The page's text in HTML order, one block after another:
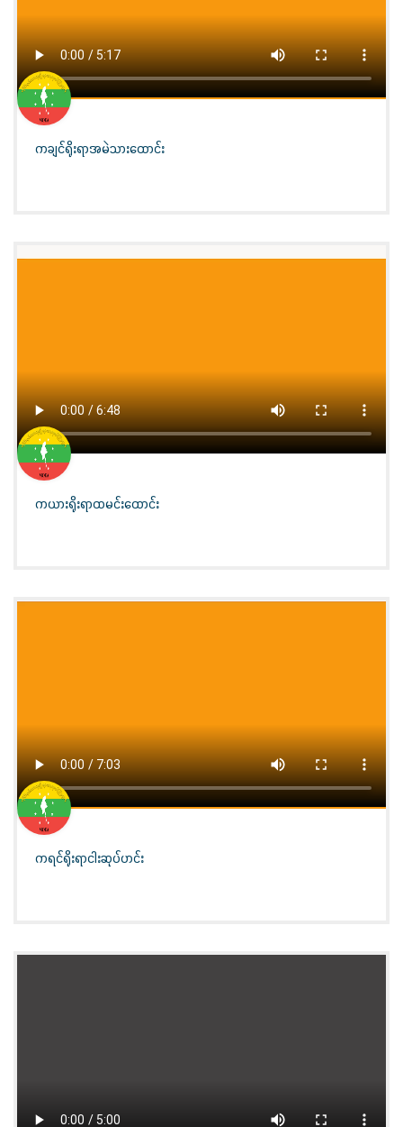
ကချင်ရိုးရာအမဲသားထောင်း
ကယားရိုးရာထမင်းထောင်း
ကရင်ရိုးရာငါးဆုပ်ဟင်း